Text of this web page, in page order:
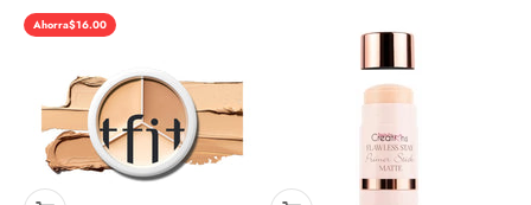
Ahorra$16.00